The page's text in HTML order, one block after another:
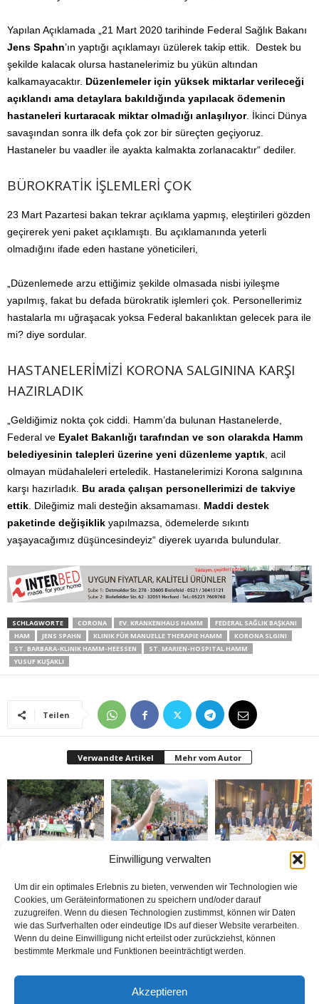
Einwilligung verwalten
Um dir ein optimales Erlebnis zu bieten, verwenden wir Technologien wie
Cookies, um Geräteinformationen zu speichern und/oder darauf
zuzugreifen. Wenn du diesen Technologien zustimmst, können wir Daten
wie das Surfverhalten oder eindeutige IDs auf dieser Website verarbeiten.
Wenn du deine Einwilligung nicht erteilst oder zurückziehst, können
bestimmte Merkmale und Funktionen beeinträchtigt werden.
Akzeptieren
Yapılan Açıklamada „21 Mart 2020 tarihinde Federal Sağlık Bakanı
Jens Spahn’ın yaptığı açıklamayı üzülerek takip ettik.
Destek bu
şekilde kalacak olursa hastanelerimiz bu yükün altından
kalkamayacaktır. Düzenlemeler için yüksek miktarlar verileceği
açıklandı ama detaylara bakıldığında yapılacak ödemenin
hastaneleri kurtaracak miktar olmadığı anlaşılıyor. İkinci Dünya
savaşından sonra ilk defa çok zor bir süreçten geçiyoruz.
Hastaneler bu vaadler ile ayakta kalmakta zorlanacaktır“ dediler.
BÜROKRATİK İŞLEMLERİ ÇOK
23 Mart Pazartesi bakan tekrar açıklama yapmış, eleştirileri gözden
geçirerek yeni paket açıklamıştı. Bu açıklamanında yeterli
olmadığını ifade eden hastane yöneticileri,
„Düzenlemede arzu ettiğimiz şekilde olmasada nisbi iyileşme
yapılmış, fakat bu defada bürokratik işlemleri çok. Personellerimiz
hastalarla mı uğraşacak yoksa Federal bakanlıktan gelecek para ile
mi? diye sordular.
HASTANELERİMİZİ KORONA SALGININA KARŞI
HAZIRLADIK
„Geldiğimiz nokta çok ciddi. Hamm’da bulunan Hastanelerde,
Federal ve Eyalet Bakanlığı tarafından ve son olarakda Hamm
belediyesinin talepleri üzerine yeni düzenleme yaptık , acil
olmayan müdahaleleri erteledik. Hastanelerimizi Korona salgınına
karşı hazırladık. Bu arada çalışan personellerimizi de takviye
ettik . Dileğimiz mali desteğin aksamaması. Maddi destek
paketinde değişiklik yapılmazsa, ödemelerde sıkıntı
yaşayacağımız düşüncesindeyiz“ diyerek uyarıda bulundular.
SCHLAGWORTE CORONA EV. KRANKENHAUS HAMM
FEDERAL SAĞLIK BAŞKANI
HAM
JENS SPAHN KLINIK FÜR MANUELLE THERAPIE HAMM
KORONA SLGINI
ST. BARBARA-KLINIK HAMM-HEESSEN
ST. MARIEN-HOSPITAL HAMM
YUSUF KUŞAKLI
Teilen
Verwandte Artikel Mehr vom Autor
Brandmauer adé: Die
AfD und das Versagen
MÜSİAD Genel Başkanı
buluşturduğu bir
noktada birleşti“
BİZİ BU ÇOCUKLAR
DÜNYA KUPASINA